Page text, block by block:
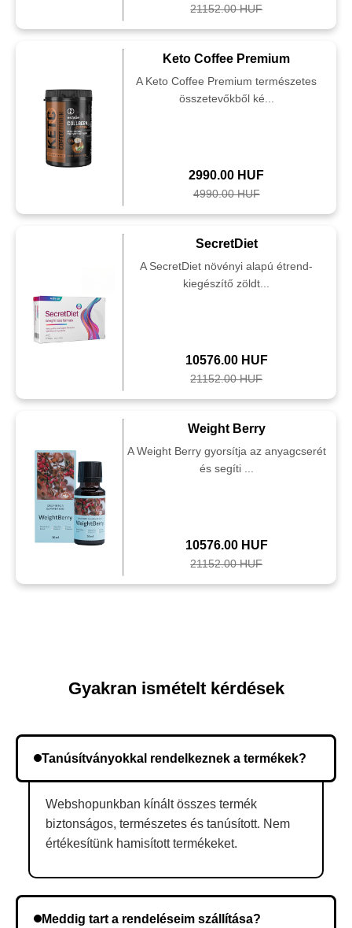
21152.00 HUF
Keto Coffee Premium
A Keto Coffee Premium természetes
összetevőkből ké...
2990.00 HUF
4990.00 HUF
SecretDiet
A SecretDiet növényi alapú étrend-
kiegészítő zöldt...
10576.00 HUF
21152.00 HUF
Weight Berry
A Weight Berry gyorsítja az anyagcserét
és segíti ...
10576.00 HUF
21152.00 HUF
Gyakran ismételt kérdések
Tanúsítványokkal rendelkeznek a termékek?
Webshopunkban kínált összes termék
biztonságos, természetes és tanúsított. Nem
értékesítünk hamisított termékeket.
Meddig tart a rendeléseim szállítása?